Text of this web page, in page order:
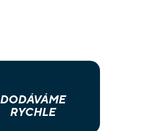
DODÁVÁME
RYCHLE